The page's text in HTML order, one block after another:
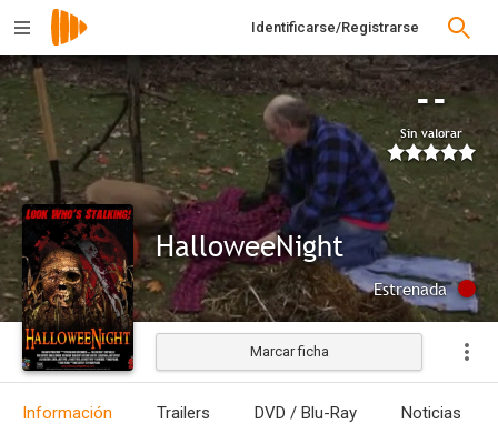
Identificarse/Registrarse
--
Sin valorar
HalloweeNight
Estrenada
Marcar ficha
Información Trailers DVD / Blu-Ray Noticias